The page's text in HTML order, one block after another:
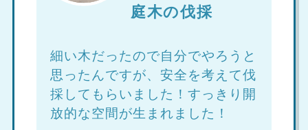
庭木の伐採
細い木だったので自分でやろうと
思ったんですが、安全を考えて伐
採してもらいました！すっきり開
放的な空間が生まれました！